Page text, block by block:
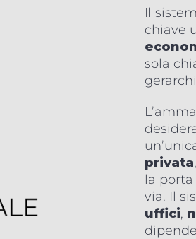
Il
chiave
sola
privata
la porta
via. Il
uffici,